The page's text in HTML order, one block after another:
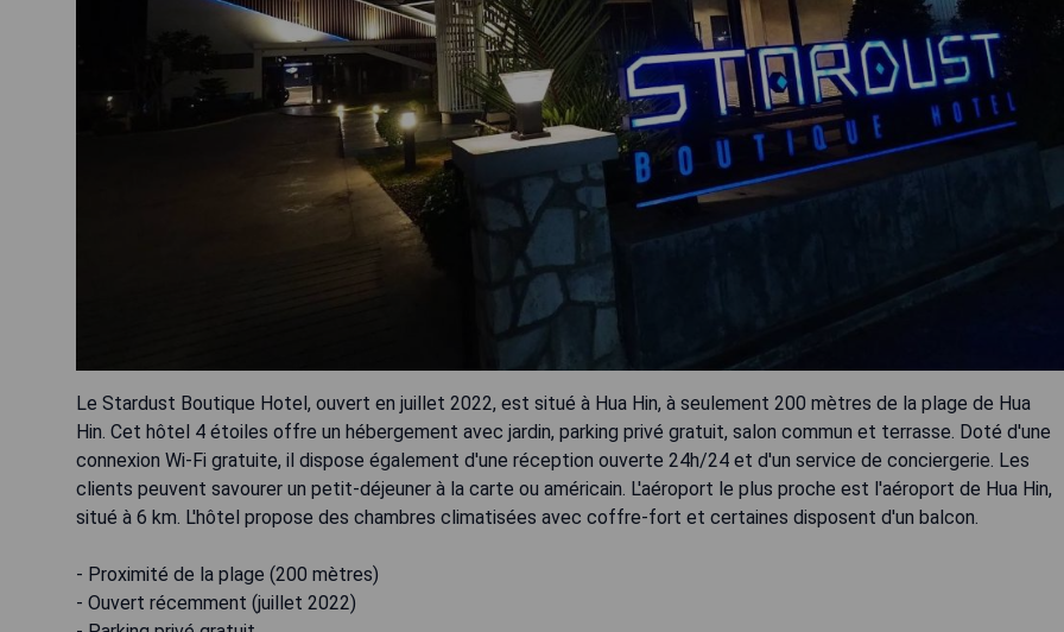
Le Stardust Boutique Hotel, ouvert en juillet 2022, est situé à Hua Hin, à seulement 200 mètres de la plage de Hua
Hin. Cet hôtel 4 étoiles offre un hébergement avec jardin, parking privé gratuit, salon commun et terrasse. Doté d'une
connexion Wi-Fi gratuite, il dispose également d'une réception ouverte 24h/24 et d'un service de conciergerie. Les
clients peuvent savourer un petit-déjeuner à la carte ou américain. L'aéroport le plus proche est l'aéroport de Hua Hin,
situé à 6 km. L'hôtel propose des chambres climatisées avec coffre-fort et certaines disposent d'un balcon.
- Proximité de la plage (200 mètres)
- Ouvert récemment (juillet 2022)